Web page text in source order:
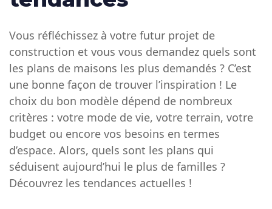
Vous réfléchissez à votre futur projet de
construction et vous vous demandez quels sont
les plans de maisons les plus demandés ? C’est
une bonne façon de trouver l’inspiration ! Le
choix du bon modèle dépend de nombreux
critères : votre mode de vie, votre terrain, votre
budget ou encore vos besoins en termes
d’espace. Alors, quels sont les plans qui
séduisent aujourd’hui le plus de familles ?
Découvrez les tendances actuelles !